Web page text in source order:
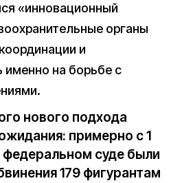
«инновационный
органы
и
именно на борьбе с
нового подхода
примерно с 1
федеральном суде были
179 фигурантам